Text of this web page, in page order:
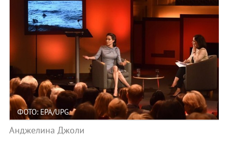
ФОТО: EPA/UPG
Анджелина Джоли